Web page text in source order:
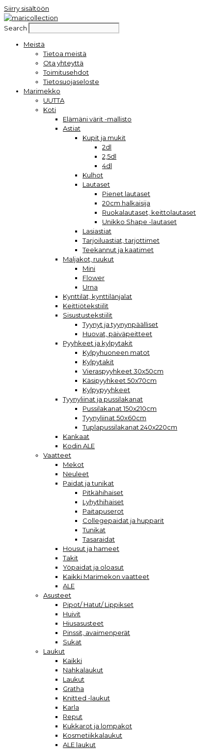
Siirry sisältöön
Search
Meistä
Tietoa meistä
Ota yhteyttä
Toimitusehdot
Tietosuojaseloste
Marimekko
UUTTA
Koti
Elämäni värit -mallisto
Astiat
Kupit ja mukit
2dl
2,5dl
4dl
Kulhot
Lautaset
Pienet lautaset
20cm halkaisija
Ruokalautaset, keittolautaset
Unikko Shape -lautaset
Lasiastiat
Tarjoiluastiat, tarjottimet
Teekannut ja kaatimet
Maljakot, ruukut
Mini
Flower
Urna
Kynttilät, kynttilänjalat
Keittiötekstiilit
Sisustustekstiilit
Tyynyt ja tyynynpäälliset
Huovat, päiväpeitteet
Pyyhkeet ja kylpytakit
Kylpyhuoneen matot
Kylpytakit
Vieraspyyhkeet 30x50cm
Käsipyyhkeet 50x70cm
Kylpypyyhkeet
Tyynyliinat ja pussilakanat
Pussilakanat 150x210cm
Tyynyliinat 50x60cm
Tuplapussilakanat 240x220cm
Kankaat
Kodin ALE
Vaatteet
Mekot
Neuleet
Paidat ja tunikat
Pitkähihaiset
Lyhythihaiset
Paitapuserot
Collegepaidat ja hupparit
Tunikat
Tasaraidat
Housut ja hameet
Takit
Yöpaidat ja oloasut
Kaikki Marimekon vaatteet
ALE
Asusteet
Pipot/ Hatut/ Lippikset
Huivit
Hiusasusteet
Pinssit, avaimenperät
Sukat
Laukut
Kaikki
Nahkalaukut
Laukut
Gratha
Knitted -laukut
Karla
Reput
Kukkarot ja lompakot
Kosmetiikkalaukut
ALE laukut